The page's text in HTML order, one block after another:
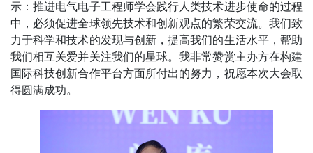
示：推进电气电子工程师学会践行人类技术进步使命的过程
中，必须促进全球领先技术和创新观点的繁荣交流。我们致
力于科学和技术的发现与创新，提高我们的生活水平，帮助
我们相互关爱并关注我们的星球。我非常赞赏主办方在构建
国际科技创新合作平台方面所付出的努力，祝愿本次大会取
得圆满成功。